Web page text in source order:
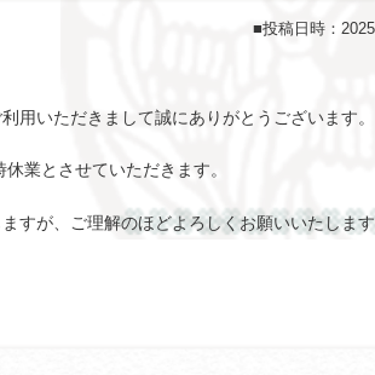
■投稿日時：
用いただきまして誠にありがとうございます。
業とさせていただきます。
すが、ご理解のほどよろしくお願いいたしま